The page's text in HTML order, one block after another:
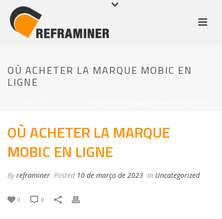
OÙ ACHETER LA MARQUE MOBIC EN
LIGNE
OÙ ACHETER LA MARQUE
MOBIC EN LIGNE
Byreframiner Posted 10 de março de 2023 In Uncategorized
0 0